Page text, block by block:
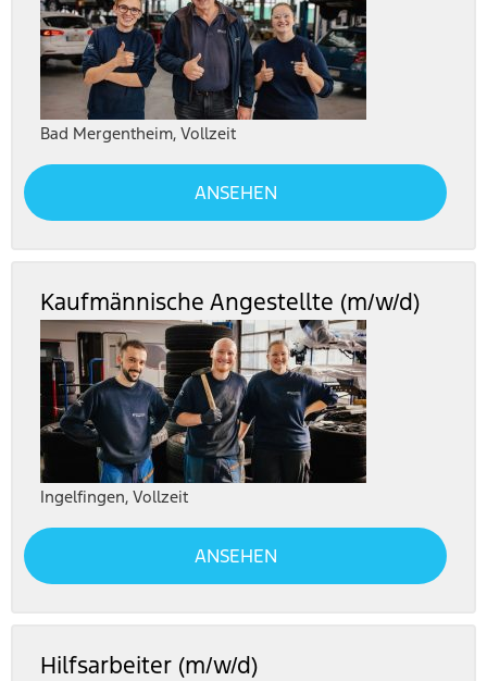
Bad Mergentheim, Vollzeit
ANSEHEN
Kaufmännische Angestellte (m/w/d)
Ingelfingen, Vollzeit
ANSEHEN
Hilfsarbeiter (m/w/d)